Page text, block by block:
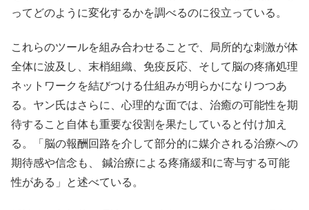
ってどのように変化するかを調べるのに役立っている。
これらのツールを組み合わせることで、局所的な刺激が体
全体に波及し、末梢組織、免疫反応、そして脳の疼痛処理
ネットワークを結びつける仕組みが明らかになりつつあ
る。ヤン氏はさらに、心理的な面では、治癒の可能性を期
待すること自体も重要な役割を果たしていると付け加え
る。「脳の報酬回路を介して部分的に媒介される治療への
期待感や信念も、 鍼治療による疼痛緩和に寄与する可能
性がある」と述べている。